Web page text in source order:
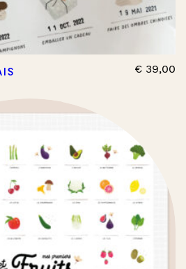
€ 39,00